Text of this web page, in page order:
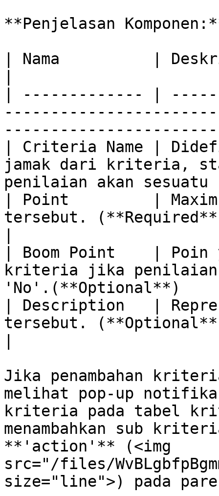
**Penjelasan
| Nama          |
| ------------- |
| Criteria Name |
jamak dari kriteria,
penilaian akan
| Point         |
tersebut.
| Boom Point    | Poin
kriteria jika
'No'.(**Optional**)
| Description   |
tersebut.
Jika penambahan
melihat pop-up
kriteria pada tabel
menambahkan sub
**'action'** (<img
src="/files/
size="line">) pada